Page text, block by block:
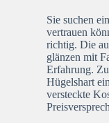
Sie suchen
vertrauen
richtig. Die
glänzen mit
Erfahrung.
Hügelshart
versteckte